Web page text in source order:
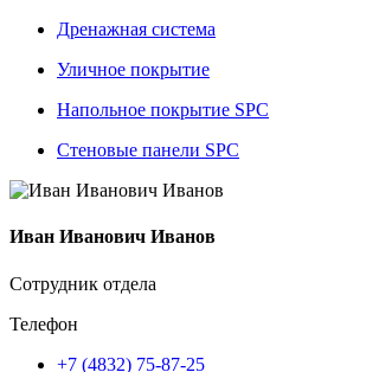
Дренажная система
Уличное покрытие
Напольное покрытие SPC
Стеновые панели SPC
Иван Иванович Иванов
Сотрудник отдела
Телефон
+7 (4832) 75-87-25